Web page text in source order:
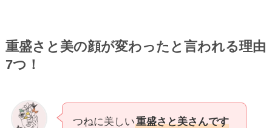
重盛さと美の顔が変わったと言われる理由
7つ！
つねに美しい重盛さと美さんです